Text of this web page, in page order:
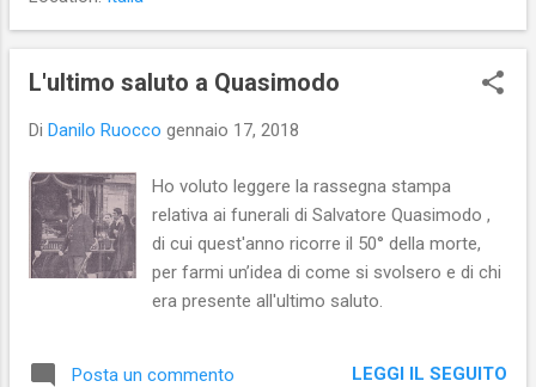
L'ultimo saluto a Quasimodo
Di Danilo Ruocco gennaio 17, 2018
Ho voluto leggere la rassegna stampa
relativa ai funerali di Salvatore Quasimodo ,
di cui quest'anno ricorre il 50° della morte,
per farmi un’idea di come si svolsero e di chi
era presente all'ultimo saluto.
Posta un commento LEGGI IL SEGUITO